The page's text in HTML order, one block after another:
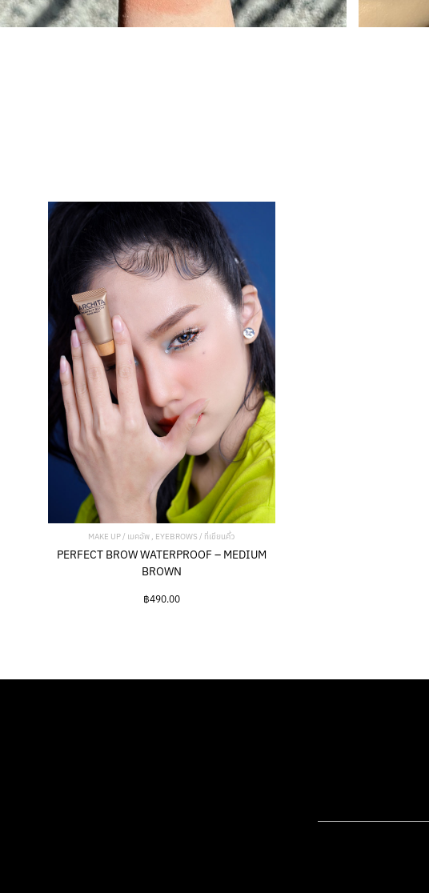
MAKE UP / เมคอัพ , EYEBROWS / ที่เขียนคิ้ว
PERFECT BROW WATERPROOF – MEDIUM
BROWN
฿490.00